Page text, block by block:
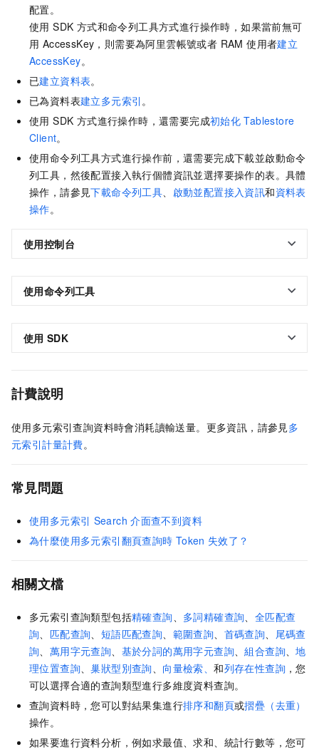
配置。
使用 SDK 方式和命令列工具方式進行操作時，如果當前無可
用 AccessKey，則需要為阿里雲帳號或者 RAM 使用者建立
AccessKey。
已建立資料表。
已為資料表建立多元索引 。
使用 SDK 方式進行操作時，還需要完成初始化 Tablestore
Client。
使用命令列工具方式進行操作前，還需要完成下載並啟動命令
列工具，然後配置接入執行個體資訊並選擇要操作的表。具體
操作，請參見下載命令列工具、 啟動並配置接入資訊和資料表
操作。
使用控制台
使用命令列工具
使用 SDK
計費說明
使用多元索引查詢資料時會消耗讀輸送量。更多資訊，請參見多
元索引計量計費。
常見問題
使用多元索引 Search 介面查不到資料
為什麼使用多元索引翻頁查詢時 Token 失效了？
相關文檔
多元索引查詢類型包括精確查詢 多詞精確查詢
全匹配查
詢
匹配查詢 短語匹配查詢 範圍查詢 首碼查詢
尾碼查
詢
萬用字元查詢 基於分詞的萬用字元查詢 、組合查詢 、地
理位置查詢 、巢狀型別查詢 向量檢索、和列存在性查詢 ，您
可以選擇合適的查詢類型進行多維度資料查詢。
查詢資料時，您可以對結果集進行排序和翻頁或摺疊（去重）
操作。
如果要進行資料分析，例如求最值、求和、統計行數等，您可